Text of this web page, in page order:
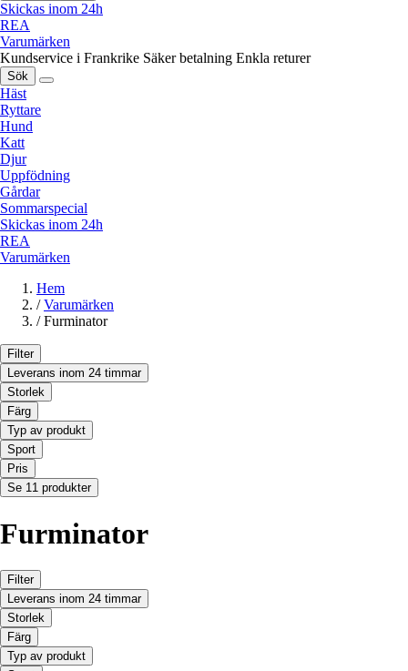
Skickas inom 24h
REA
Varumärken
Kundservice i Frankrike Säker betalning Enkla returer
Sök
Häst
Ryttare
Hund
Katt
Djur
Uppfödning
Gårdar
Sommarspecial
Skickas inom 24h
REA
Varumärken
Hem
/ Varumärken
/ Furminator
Filter
Leverans inom 24 timmar
Storlek
Färg
Typ av produkt
Sport
Pris
Se 11 produkter
Furminator
Filter
Leverans inom 24 timmar
Storlek
Färg
Typ av produkt